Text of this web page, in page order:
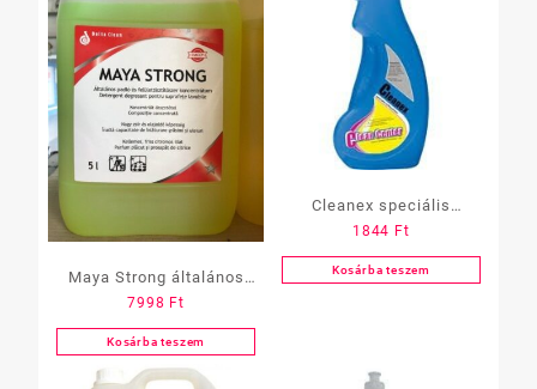
Maya Strong általános
tisztítószer
koncentrátum 5 l
7998 Ft
Kosárba teszem
Cleanex speciális
felmosószer 1 L-es
1844 Ft
Kosárba teszem